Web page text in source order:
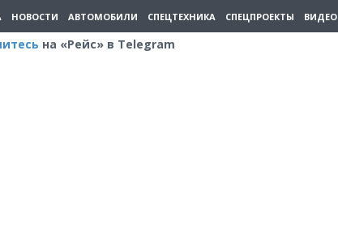
НОВОСТИ АВТОМОБИЛИ СПЕЦТЕХНИКА СПЕЦПРОЕКТЫ ВИДЕО
на «Рейс» в Telegram